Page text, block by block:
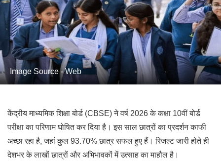
Image Source - Web
केंद्रीय माध्यमिक शिक्षा बोर्ड (CBSE) ने वर्ष 2026 के कक्षा 10वीं बोर्ड
परीक्षा का परिणाम घोषित कर दिया है। इस साल छात्रों का प्रदर्शन काफी
अच्छा रहा है, जहां कुल 93.70% छात्र सफल हुए हैं। रिजल्ट जारी होते ही
देशभर के लाखों छात्रों और अभिभावकों में उत्साह का माहौल है।